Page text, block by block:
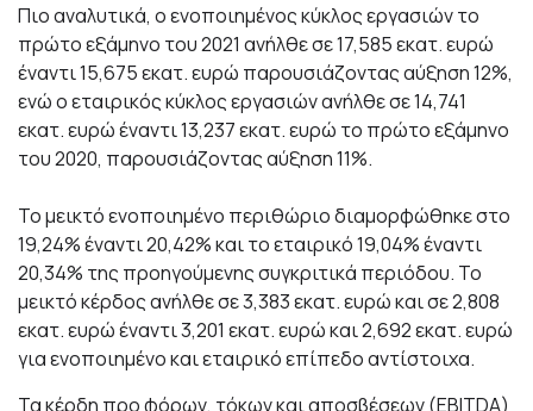
Πιο αναλυτικά, ο ενοποιημένος κύκλος εργασιών το
πρώτο εξάμηνο του 2021 ανήλθε σε 17,585 εκατ. ευρώ
έναντι 15,675 εκατ. ευρώ παρουσιάζοντας αύξηση 12%,
ενώ ο εταιρικός κύκλος εργασιών ανήλθε σε 14,741
εκατ. ευρώ έναντι 13,237 εκατ. ευρώ το πρώτο εξάμηνο
του 2020, παρουσιάζοντας αύξηση 11%.
Το μεικτό ενοποιημένο περιθώριο διαμορφώθηκε στο
19,24% έναντι 20,42% και το εταιρικό 19,04% έναντι
20,34% της προηγούμενης συγκριτικά περιόδου. Το
μεικτό κέρδος ανήλθε σε 3,383 εκατ. ευρώ και σε 2,808
εκατ. ευρώ έναντι 3,201 εκατ. ευρώ και 2,692 εκατ. ευρώ
για ενοποιημένο και εταιρικό επίπεδο αντίστοιχα.
Τα κέρδη προ φόρων, τόκων και αποσβέσεων (EBIΤDA)